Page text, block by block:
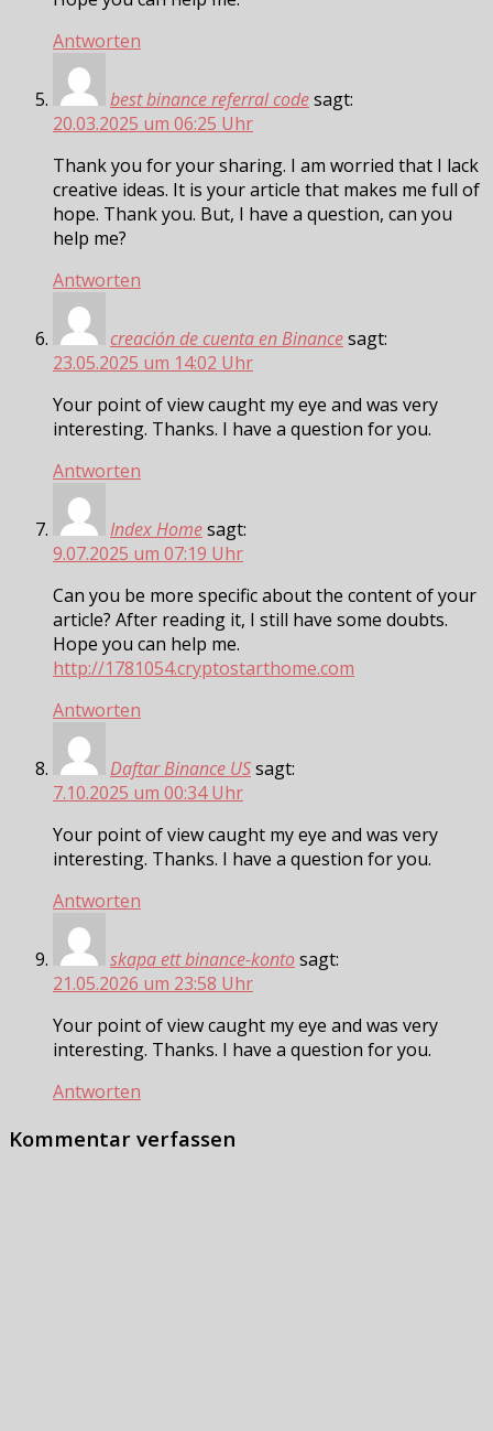
Antworten
best binance referral codesagt:
20.03.2025 um 06:25 Uhr
Thank you for your sharing. I am worried that I lack
creative ideas. It is your article that makes me full of
hope. Thank you. But, I have a question, can you
help me?
Antworten
creación de cuenta en Binancesagt:
23.05.2025 um 14:02 Uhr
Your point of view caught my eye and was very
interesting. Thanks. I have a question for you.
Antworten
Index Homesagt:
9.07.2025 um 07:19 Uhr
Can you be more specific about the content of your
article? After reading it, I still have some doubts.
Hope you can help me.
http://1781054.cryptostarthome.com
Antworten
Daftar Binance USsagt:
7.10.2025 um 00:34 Uhr
Your point of view caught my eye and was very
interesting. Thanks. I have a question for you.
Antworten
skapa ett binance-kontosagt:
21.05.2026 um 23:58 Uhr
Your point of view caught my eye and was very
interesting. Thanks. I have a question for you.
Antworten
Kommentar verfassen